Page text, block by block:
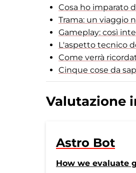
Cosa ho imparato
Trama: un viaggio
Gameplay: così
L'aspetto tecnico
Come verrà
Cinque cose da
Valutazione
Astro Bot
How we evaluate